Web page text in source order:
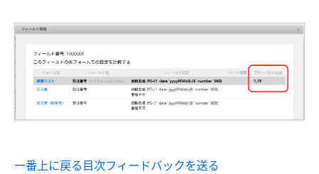
一番上に戻る目次フィードバックを送る